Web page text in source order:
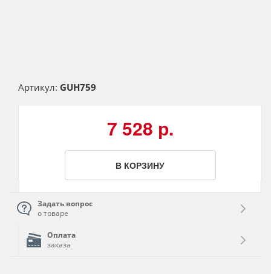
Артикул: GUH759
7 528 р.
В КОРЗИНУ
Задать вопрос
о товаре
Оплата
заказа